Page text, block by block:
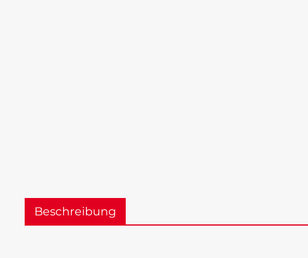
Beschreibung